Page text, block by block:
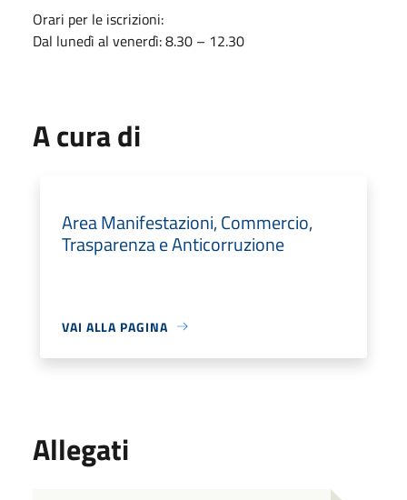
Orari per le iscrizioni:
Dal lunedì al venerdì: 8.30 – 12.30
A cura di
Area Manifestazioni, Commercio,
Trasparenza e Anticorruzione
VAI ALLA PAGINA
Allegati